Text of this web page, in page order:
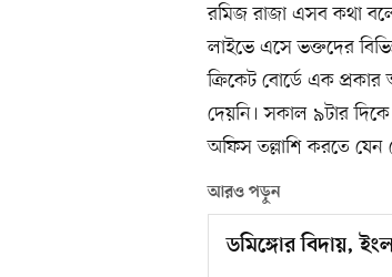
রমিজ রাজা এসব কথা
লাইভে এসে ভক্তদের
ক্রিকেট বোর্ডে এক
দেয়নি। সকাল ৯টার
অফিস তল্লাশি করতে যেন
আরও পড়ুন
ডমিঙ্গোর বিদায়,